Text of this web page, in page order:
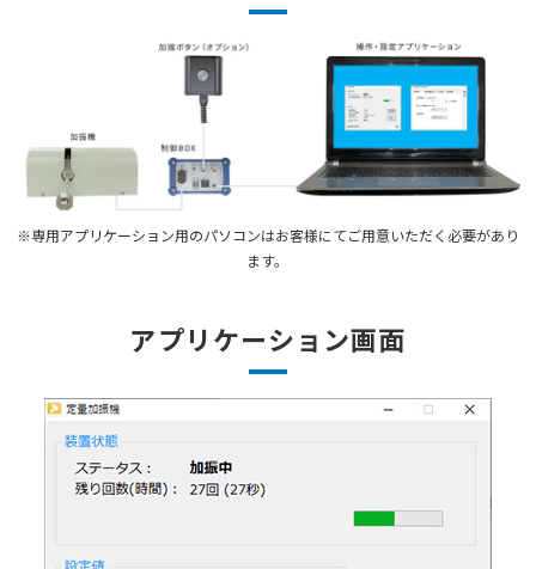
※専用アプリケーション用のパソコンはお客様にてご用意いただく必要があり
ます。
アプリケーション画面